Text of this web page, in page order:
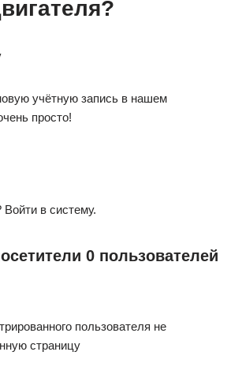
учётную запись в нашем
просто!
Войти в систему.
0 пользователей
пользователя не
страницу